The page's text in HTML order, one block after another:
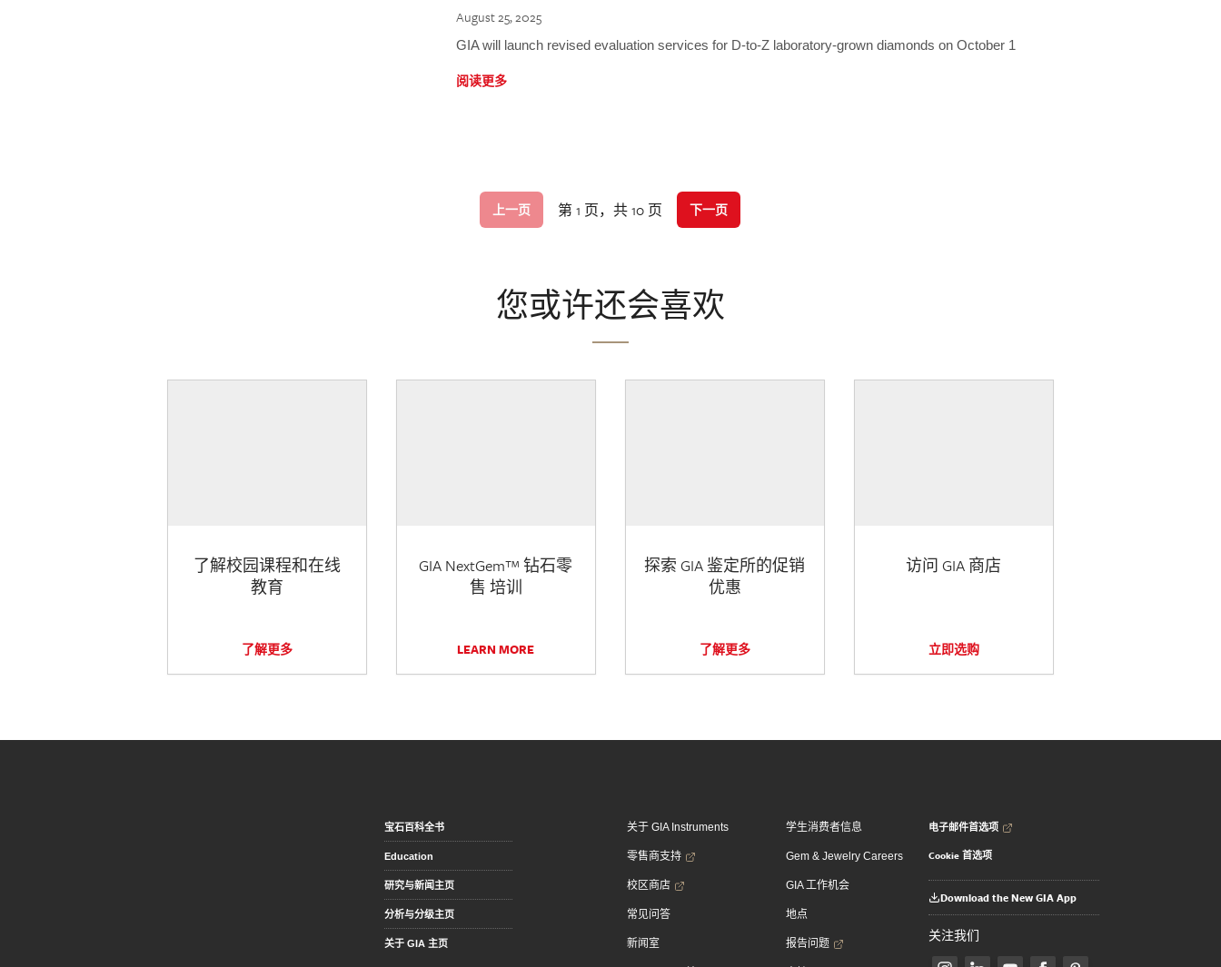
August 25, 2025
GIA will launch revised evaluation services for D-to-Z laboratory-grown diamonds on October 1
阅读更多
上一页 第 1 页，共 10 页 下一页
您或许还会喜欢
了解校园课程和在线
教育
了解更多
GIA NextGem™ 钻石零
售 培训
LEARN MORE
探索 GIA 鉴定所的促销
优惠
了解更多
访问 GIA 商店
立即选购
宝石百科全书
Education
研究与新闻主页
分析与分级主页
关于 GIA 主页
关于 GIA Instruments
零售商支持
校区商店
常见问答
新闻室
学生消费者信息
Gem & Jewelry Careers
GIA 工作机会
地点
报告问题
电子邮件首选项
Cookie 首选项
Download the New GIA App
关注我们